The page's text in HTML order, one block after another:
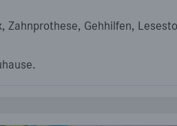
Zahnprothese, Gehhilfen,